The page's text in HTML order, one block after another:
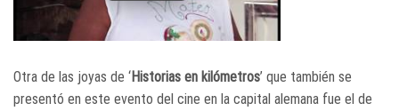
Otra de las joyas de ‘Historias en kilómetros’ que también se
presentó en este evento del cine en la capital alemana fue el de